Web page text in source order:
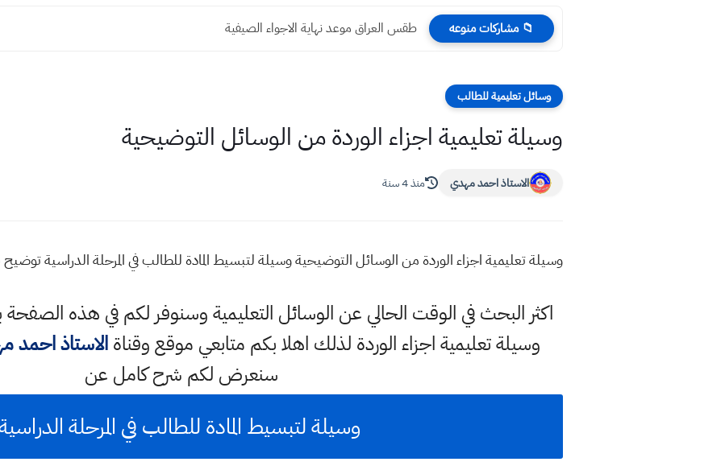
📁 مشاركات منوعه طقس العراق موعد نهاية الاجواء الصيفية
وسائل تعليمية للطالب
وسيلة تعليمية اجزاء الوردة من الوسائل التوضيحية
الاستاذ احمد مهدي منذ 4 سنة
وسيلة تعليمية اجزاء الوردة من الوسائل التوضيحية وسيلة لتبسيط المادة للطالب في المرحلة الدراسية
اكثر البحث في الوقت الحالي عن الوسائل التعليمية وسنوفر لكم في هذه
وسيلة تعليمية اجزاء الوردة لذلك اهلا بكم متابعي موقع وقناةالاستاذ احمد
سنعرض لكم شرح كامل عن
وسيلة لتبسيط المادة للطالب في المرحلة